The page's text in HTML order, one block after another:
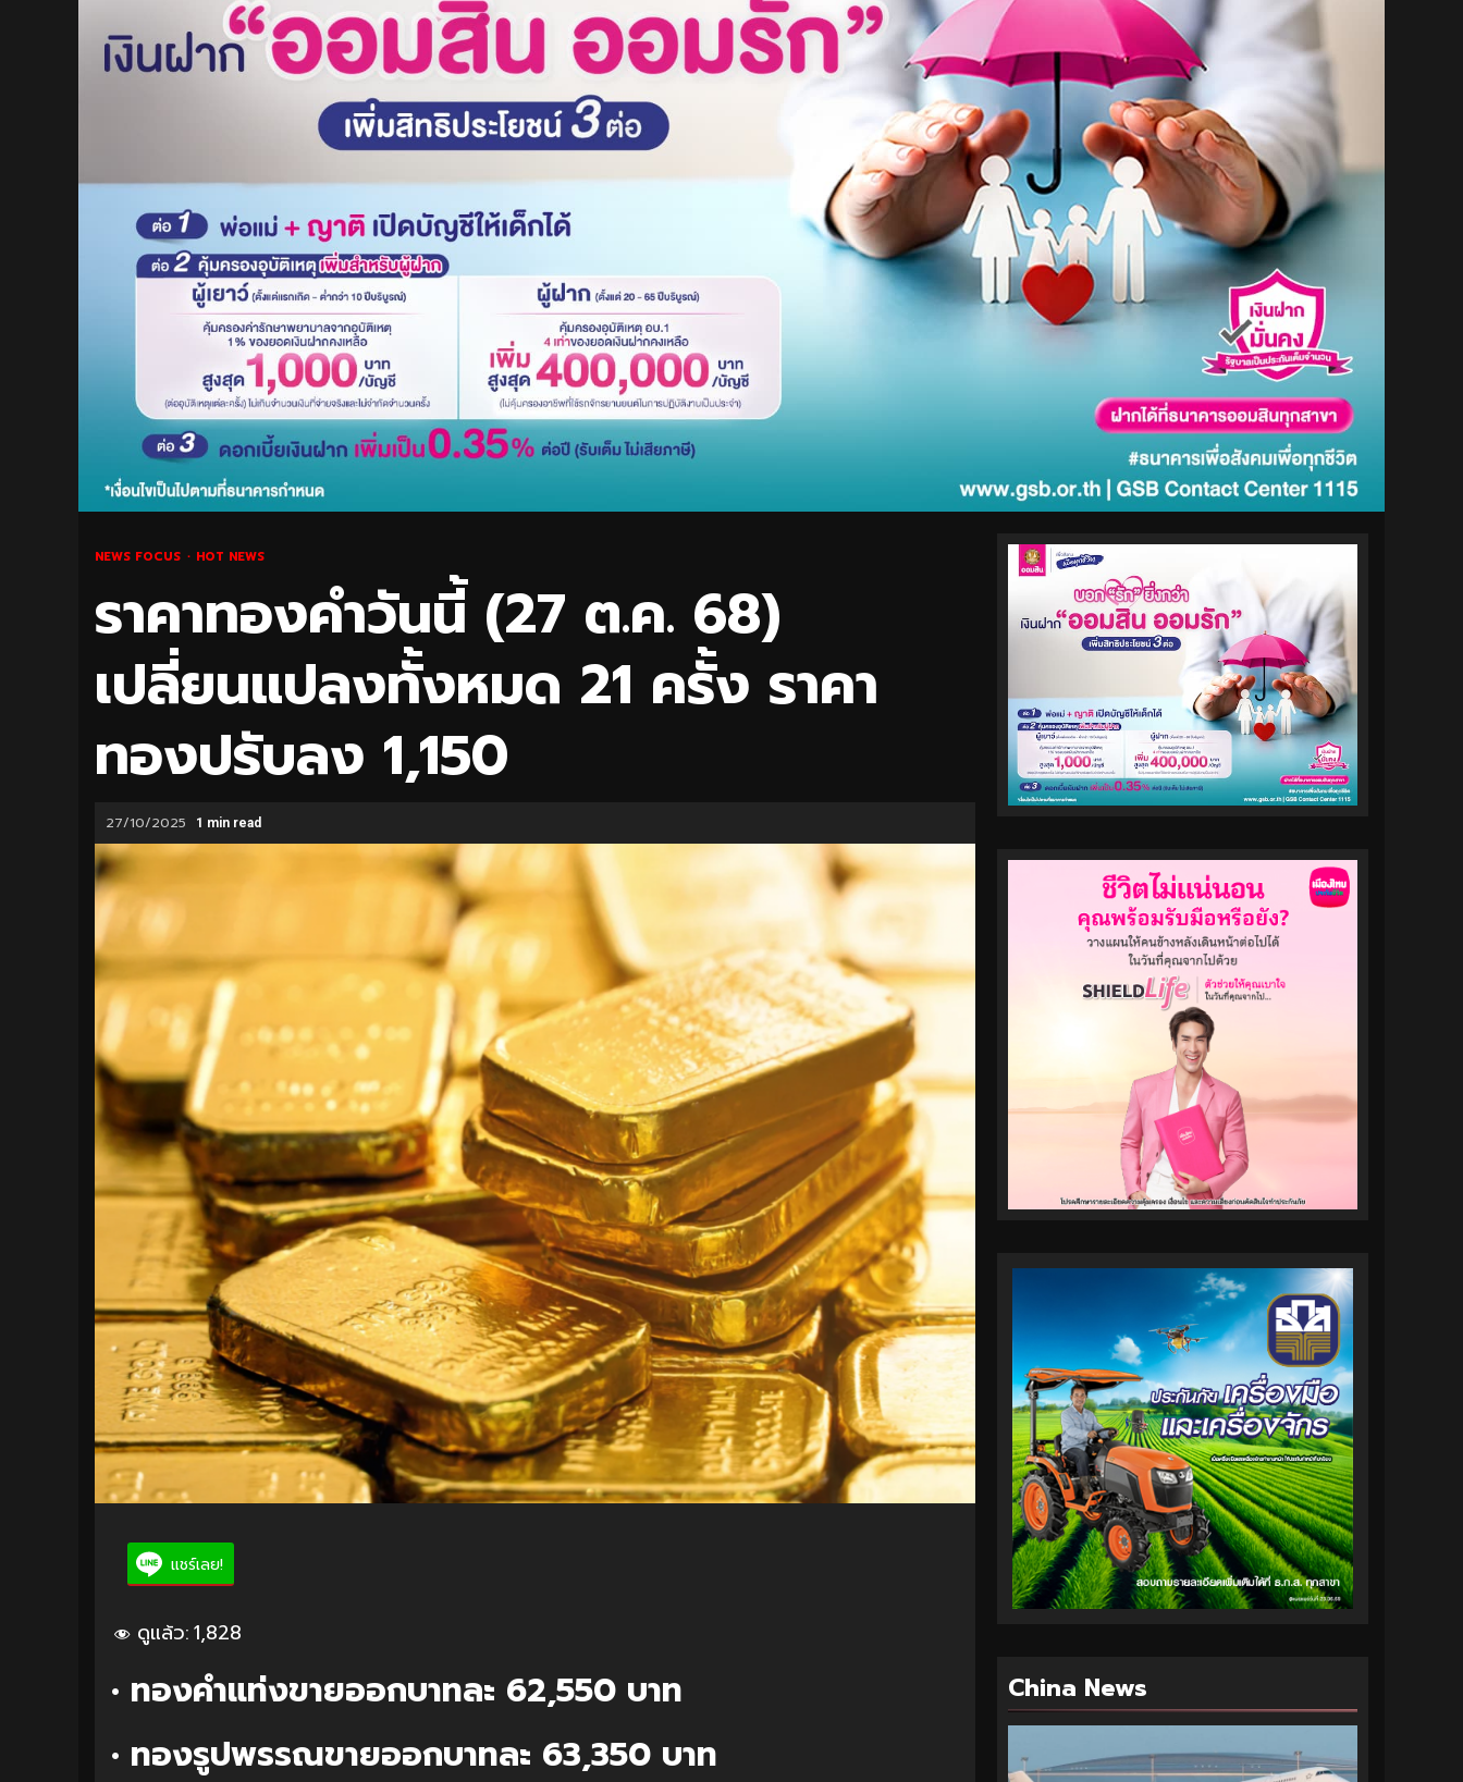
NEWS FOCUS HOT NEWS
ราคาทองคำวันนี้ (27 ต.ค. 68)
เปลี่ยนแปลงทั้งหมด 21 ครั้ง ราคา
ทองปรับลง 1,150
27/10/2025 1 min read
แชร์เลย!
ดูแล้ว:1,828
• ทองคำแท่งขายออกบาทละ 62,550 บาท
• ทองรูปพรรณขายออกบาทละ 63,350 บาท
China News